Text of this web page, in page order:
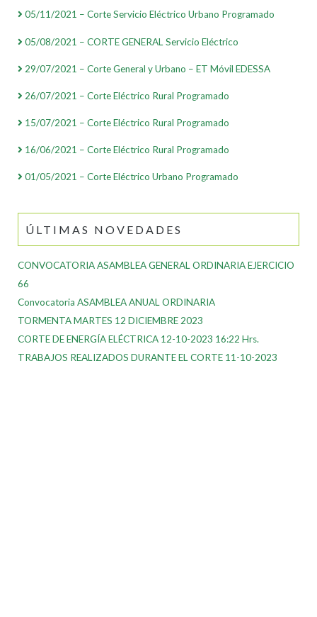
05/11/2021 – Corte Servicio Eléctrico Urbano Programado
05/08/2021 – CORTE GENERAL Servicio Eléctrico
29/07/2021 – Corte General y Urbano – ET Móvil EDESSA
26/07/2021 – Corte Eléctrico Rural Programado
15/07/2021 – Corte Eléctrico Rural Programado
16/06/2021 – Corte Eléctrico Rural Programado
01/05/2021 – Corte Eléctrico Urbano Programado
ÚLTIMAS NOVEDADES
CONVOCATORIA ASAMBLEA GENERAL ORDINARIA EJERCICIO
66
Convocatoria ASAMBLEA ANUAL ORDINARIA
TORMENTA MARTES 12 DICIEMBRE 2023
CORTE DE ENERGÍA ELÉCTRICA 12-10-2023 16:22 Hrs.
TRABAJOS REALIZADOS DURANTE EL CORTE 11-10-2023